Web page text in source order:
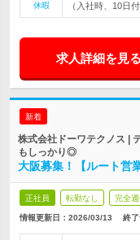
休暇
（入社時、10日
求人詳細を見る
新着
株式会社ドーワテクノス |
もしっかり◎
大阪募集！【ルート営
正社員 転勤なし 完全
情報更新日：2026/03/13 終了